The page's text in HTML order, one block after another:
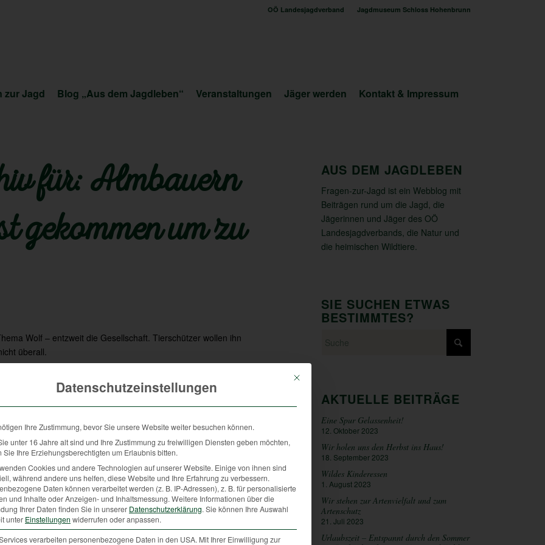
OÖ Landesjagdverband Jagdmuseum Schloss Hohenbrunn
zur Jagd Blog „Aus dem Jagdleben“ Veranstaltungen Jäger werden Kontakt & Impressum
für: Almbauern
gekommen um zu
Wolf – entzweit die Gesellschaft. Tierschützer wollen ihn
überall.
Wölfe schwierig ein Revier zu finden, das groß genug für ein
ist. Unser Lebensraum bietet nicht mehr die landschaftlichen
letzten 200 Jahren hat sich nicht der Wolf verändert, sondern
umgeben, und die Population wird in Österreich in den
nicht bzw. ob man dafür etwas tut oder nicht. Der Traum von
Blick auf ökologische Zusammenhänge und auf die
gibt es aktuell ca. 1500 Wölfe, in Italien rund 2000,
aus.
und Tierschützern zu entschärfen, gibt es unterschiedliche
Probleme der Bauern großzügig zu lösen. Nicht nur gerissene
die durch Wölfe gehetzten und abgestürzten Weidetiere.
AUS DEM JAGDLEBEN
Fragen-zur-Jagd ist ein Webblog mit
Beiträgen rund um die Jagd, die
Jägerinnen und Jäger des OÖ
Landesjagdverbands, die Natur und
die heimischen Wildtiere.
SIE SUCHEN ETWAS
BESTIMMTES?
AKTUELLE BEITRÄGE
Eine Spur Gelassenheit!
12. Oktober 2023
Wir holen uns den Herbst ins Haus!
18. September 2023
Wildes Kinderessen
1. August 2023
Wir stehen zur Artenvielfalt und zum
Artenschutz
21. Juli 2023
Urlaubszeit – Entspannt durch den Sommer
Mit diesem Button wird der Dialog geschlossen. Seine Funktionalität ist
Datenschutzeinstellungen
Ihre Zustimmung, bevor Sie unsere Website weiter besuchen können.
unter 16 Jahre alt sind und Ihre Zustimmung zu freiwilligen Diensten geben möchten,
Sie Ihre Erziehungsberechtigten um Erlaubnis bitten.
Cookies und andere Technologien auf unserer Website. Einige von ihnen sind
während andere uns helfen, diese Website und Ihre Erfahrung zu verbessern.
Daten können verarbeitet werden (z. B. IP-Adressen), z. B. für personalisierte
und Inhalte oder Anzeigen- und Inhaltsmessung. Weitere Informationen über die
Ihrer Daten finden Sie in unserer Datenschutzerklärung. Sie können Ihre Auswahl
unter Einstellungen widerrufen oder anpassen.
verarbeiten personenbezogene Daten in den USA. Mit Ihrer Einwilligung zur